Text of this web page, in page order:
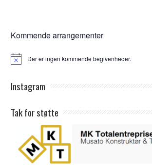
Kommende arrangementer
Notice Der er ingen kommende begivenheder.
Instagram
Tak for støtte